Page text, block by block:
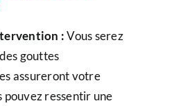
:Vous serez
gouttes
assureront votre
pouvez ressentir une